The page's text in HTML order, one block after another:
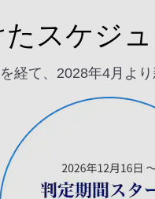
スケジ
て、2028年4月よ